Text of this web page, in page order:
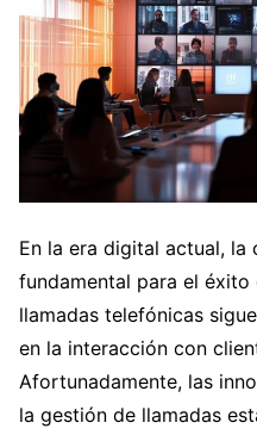
En la era digital actual,
fundamental para el éxito
llamadas telefónicas
en la interacción con
Afortunadamente, las
la gestión de llamadas